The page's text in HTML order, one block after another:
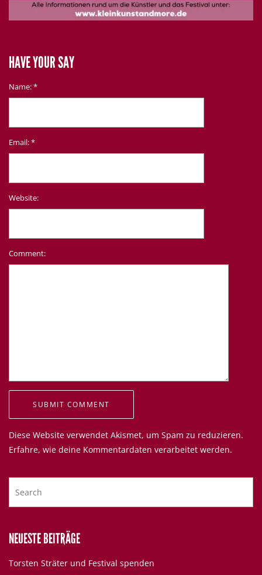
HAVE YOUR SAY
Name:*
Email:*
Website:
Comment:
Diese Website verwendet Akismet, um Spam zu reduzieren.
Erfahre, wie deine Kommentardaten verarbeitet werden.
NEUESTE BEITRÄGE
Torsten Sträter und Festival spenden